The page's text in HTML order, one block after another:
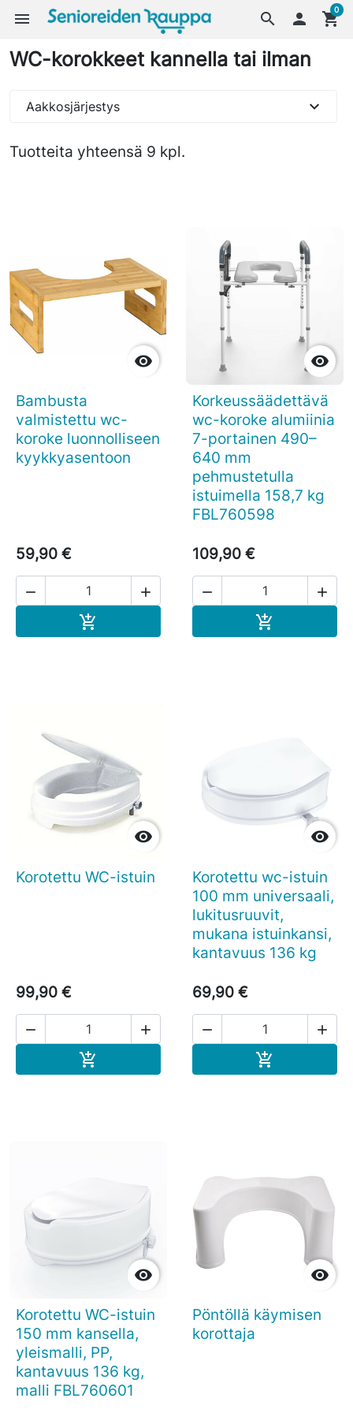
search
menu  shopping_cart
0
WC-korokkeet kannella tai ilman
Tuotteita yhteensä 9 kpl.
Aakkosjärjestys expand_more

Bambusta
valmistettu wc-
koroke luonnolliseen
kyykkyasentoon
59,90 €
 


Korkeussäädettävä
wc-koroke alumiinia
7-portainen 490–
640 mm
pehmustetulla
istuimella 158,7 kg
FBL760598
109,90 €
 


Korotettu WC-istuin
99,90 €
 


Korotettu wc-istuin
100 mm universaali,
lukitusruuvit,
mukana istuinkansi,
kantavuus 136 kg
69,90 €
 


Korotettu WC-istuin
150 mm kansella,
yleismalli, PP,
kantavuus 136 kg,
malli FBL760601

Pöntöllä käymisen
korottaja